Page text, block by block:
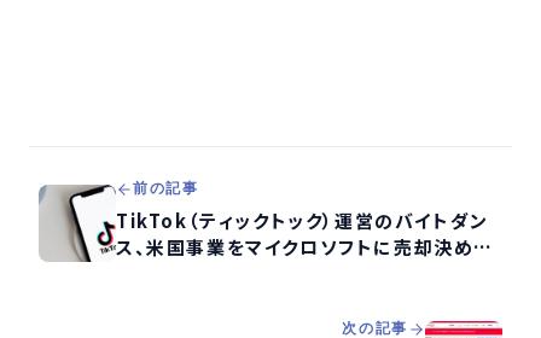
前の記事
TikTok（ティックトック）運営のバイトダン
ス、米国事業をマイクロソフトに売却決める
次の記事